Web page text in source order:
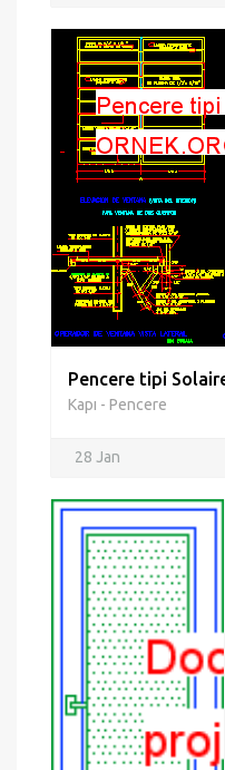
Pencere tipi
Kapı - Pencere
28 Jan